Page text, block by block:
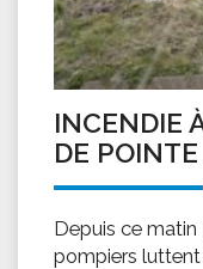
INCENDIE
DE
Depuis ce matin
pompiers